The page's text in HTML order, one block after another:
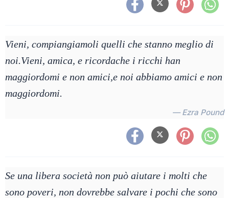
Vieni, compiangiamoli quelli che stanno meglio di
noi.Vieni, amica, e ricordache i ricchi han
maggiordomi e non amici,e noi abbiamo amici e non
maggiordomi.
— Ezra Pound
Se una libera società non può aiutare i molti che
sono poveri, non dovrebbe salvare i pochi che sono